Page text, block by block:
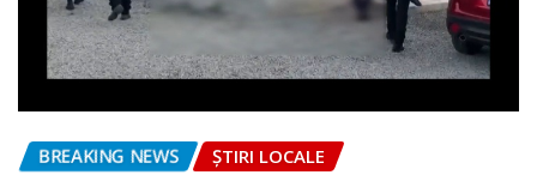
BREAKING NEWS ȘTIRI LOCALE